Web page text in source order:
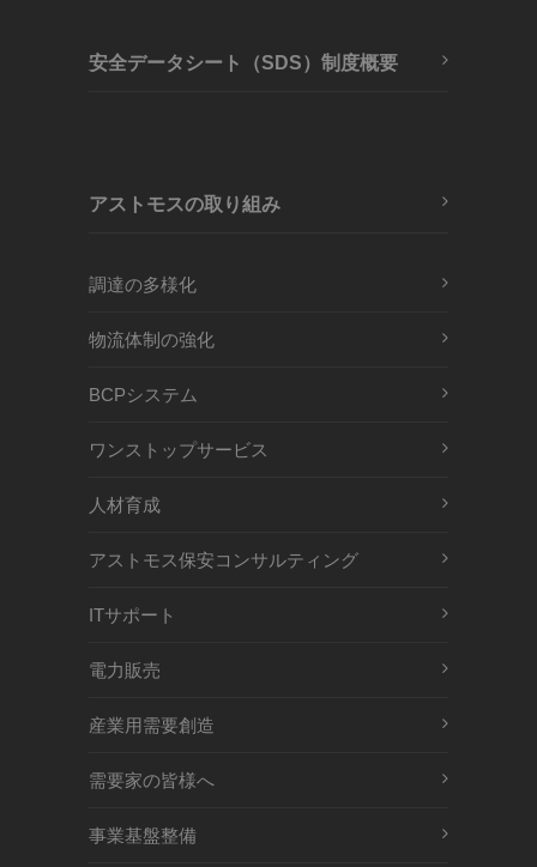
安全データシート（SDS）制度概要
アストモスの取り組み
調達の多様化
物流体制の強化
BCPシステム
ワンストップサービス
人材育成
アストモス保安コンサルティング
ITサポート
電力販売
産業用需要創造
需要家の皆様へ
事業基盤整備